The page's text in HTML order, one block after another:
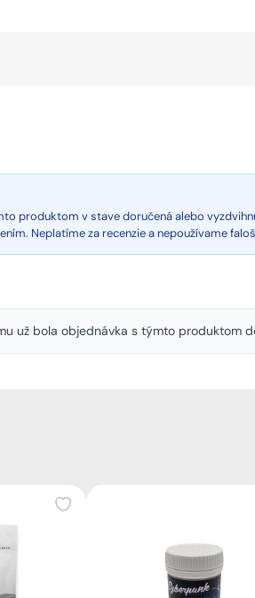
produktom v stave doručená alebo
Neplatíme za recenzie a nepoužívame
už bola objednávka s týmto produktom